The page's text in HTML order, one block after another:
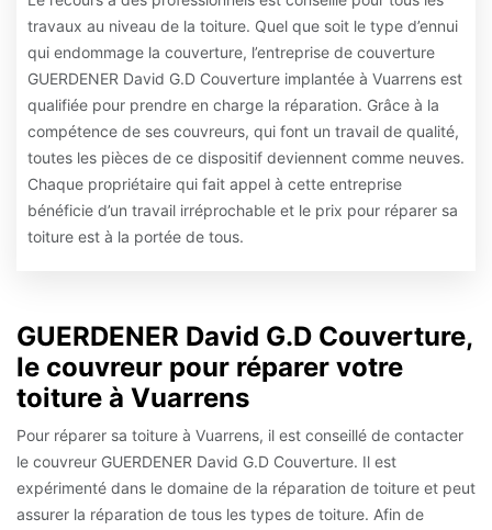
travaux au niveau de la toiture. Quel que soit le type d’ennui
qui endommage la couverture, l’entreprise de couverture
GUERDENER David G.D Couverture implantée à Vuarrens est
qualifiée pour prendre en charge la réparation. Grâce à la
compétence de ses couvreurs, qui font un travail de qualité,
toutes les pièces de ce dispositif deviennent comme neuves.
Chaque propriétaire qui fait appel à cette entreprise
bénéficie d’un travail irréprochable et le prix pour réparer sa
toiture est à la portée de tous.
GUERDENER David G.D Couverture,
le couvreur pour réparer votre
toiture à Vuarrens
Pour réparer sa toiture à Vuarrens, il est conseillé de contacter
le couvreur GUERDENER David G.D Couverture. Il est
expérimenté dans le domaine de la réparation de toiture et peut
assurer la réparation de tous les types de toiture. Afin de